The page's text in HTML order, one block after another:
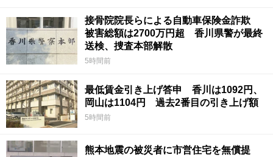
接骨院院長らによる自動車保険金詐欺
被害総額は2700万円超 香川県警が最終
送検、捜査本部解散
5時間前
最低賃金引き上げ答申 香川は1092円、
岡山は1104円 過去2番目の引き上げ額
5時間前
熊本地震の被災者に市営住宅を無償提